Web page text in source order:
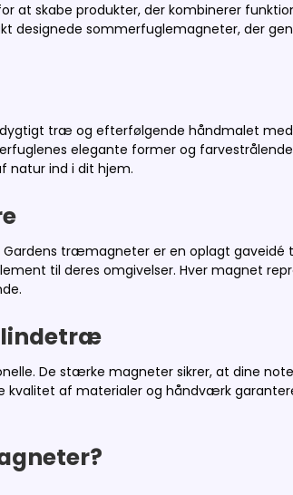
at skabe produkter, der kombinerer
designede sommerfuglemagneter, der
træ og efterfølgende håndmalet
elegante former og
natur ind i dit hjem.
træmagneter er en oplagt gaveidé
til deres omgivelser. Hver magnet
lindetræ
De stærke magneter sikrer, at dine
kvalitet af materialer og håndværk